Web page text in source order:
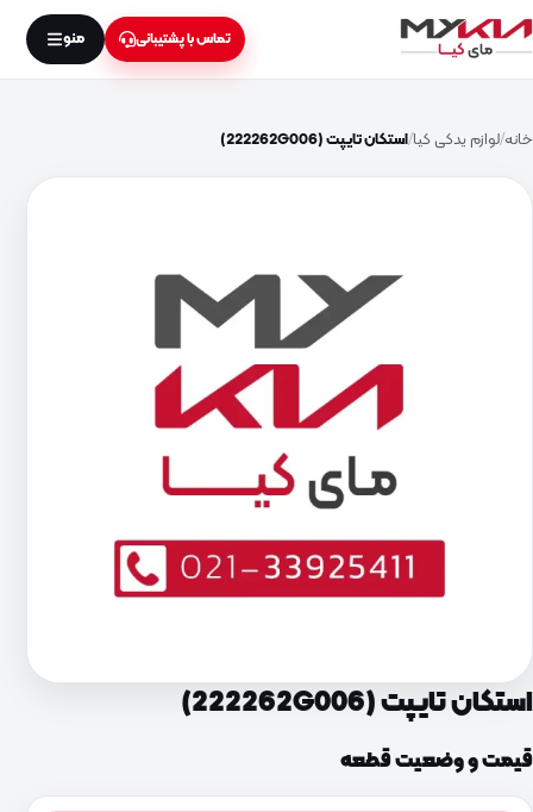
تماس با پشتیبانی منو
خانه لوازم یدکی کیا استکان تایپت (222262G006)
استکان تایپت (222262G006)
قیمت و وضعیت قطعه